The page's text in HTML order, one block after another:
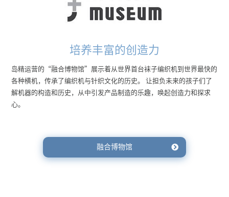
培养丰富的创造力
岛精运营的“融合博物馆”展示着从世界首台袜子编织机到世界最快的
各种横机，传承了编织机与针织文化的历史。 让担负未来的孩子们了
解机器的构造和历史，从中引发产品制造的乐趣，唤起创造力和探求
心。
融合博物馆